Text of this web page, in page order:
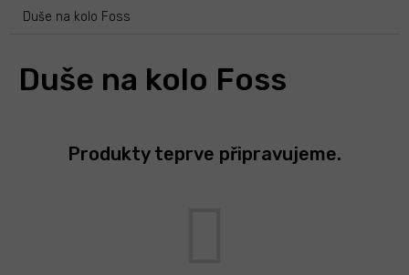
Duše na kolo Foss
Duše na kolo Foss
Produkty teprve připravujeme.